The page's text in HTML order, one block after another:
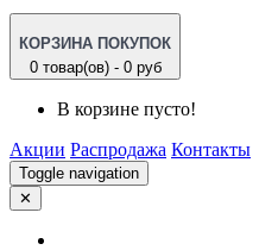
КОРЗИНА ПОКУПОК
0 товар(ов) - 0 руб
В корзине пусто!
Акции Распродажа Контакты
Toggle navigation
✕